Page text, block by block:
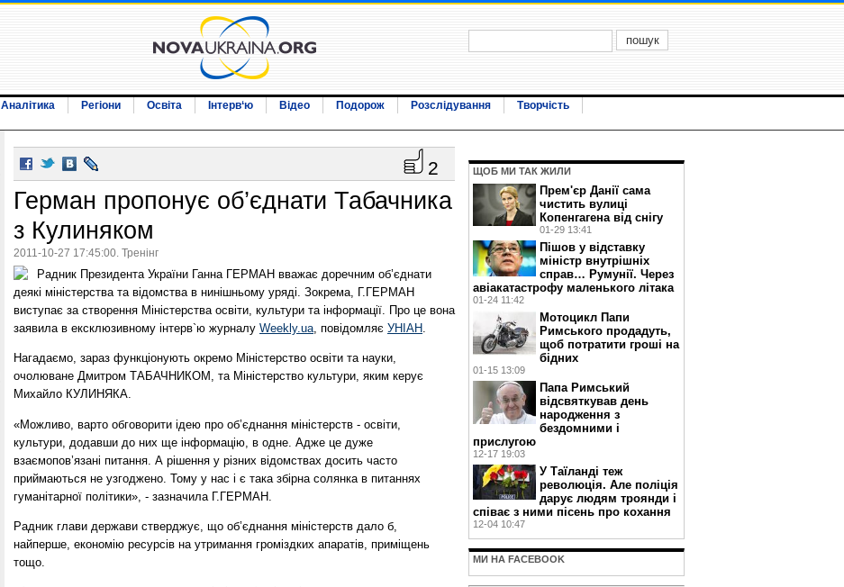
Аналітика Регіони Освіта Інтерв‘ю Відео Подорож Розслідування
Творчість
2
Герман пропонує об’єднати Табачника
з Кулиняком
2011-10-27 17:45:00. Тренінг
Радник Президента України Ганна ГЕРМАН вважає доречним об’єднати
деякі міністерства та відомства в нинішньому уряді. Зокрема, Г.ГЕРМАН
виступає за створення Міністерства освіти, культури та інформації. Про це вона
заявила в ексклюзивному інтерв`ю журналу Weekly.ua, повідомляє УНІАН.
Нагадаємо, зараз функціонують окремо Міністерство освіти та науки,
очолюване Дмитром ТАБАЧНИКОМ, та Міністерство культури, яким керує
Михайло КУЛИНЯКА.
«Можливо, варто обговорити ідею про об’єднання міністерств - освіти,
культури, додавши до них ще інформацію, в одне. Адже це дуже
взаємопов’язані питання. А рішення у різних відомствах досить часто
приймаються не узгоджено. Тому у нас і є така збірна солянка в питаннях
гуманітарної політики», - зазначила Г.ГЕРМАН.
Радник глави держави стверджує, що об’єднання міністерств дало б,
найперше, економію ресурсів на утримання громіздких апаратів, приміщень
тощо.
ЩОБ МИ ТАК ЖИЛИ
Прем'єр Данії сама
чистить вулиці
Копенгагена від снігу
01-29 13:41
Пішов у відставку
міністр внутрішніх
справ… Румунії. Через
авіакатастрофу маленького літака
01-24 11:42
Мотоцикл Папи
Римського продадуть,
щоб потратити гроші на
бідних
01-15 13:09
Папа Римський
відсвяткував день
народження з
бездомними і
прислугою
12-17 19:03
У Таїланді теж
революція. Але поліція
дарує людям троянди і
співає з ними пісень про кохання
12-04 10:47
МИ НА FACEBOOK